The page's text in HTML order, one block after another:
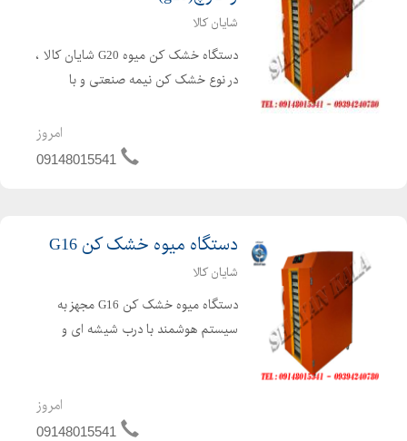
شایان کالا
دستگاه خشک کن میوه G20 شایان کالا ،
در نوع خشک کن نیمه صنعتی و با
کوچک طراحی شده است . دستگاه میوه
خشک کن G20 مجهز به سیستم هوشمند
امروز
09148015541
دستگاه میوه خشک کن G16
شایان کالا
دستگاه میوه خشک کن G16 مجهز به
سیستم هوشمند با درب شیشه ای و
قارچ ، گوشت ، کشک ، انگور برای تهیه
کشمش بکار می رود. دستگاه میوه خ...
امروز
09148015541